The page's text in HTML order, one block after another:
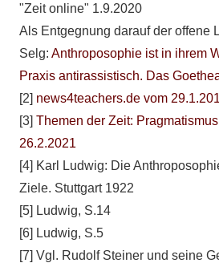
"Zeit online" 1.9.2020
Als Entgegnung darauf der offene
Selg: Anthroposophie ist in ihrem
Praxis antirassistisch. Das
[2] news4teachers.de vom
[3] Themen der Zeit:
26.2.2021
[4] Karl Ludwig: Die
Ziele. Stuttgart 1922
[5] Ludwig, S.14
[6] Ludwig, S.5
[7] Vgl. Rudolf Steiner und seine